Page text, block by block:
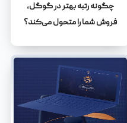
چگونه رتبه بهتر در گوگل،
فروش شما را متحول می‌کند؟